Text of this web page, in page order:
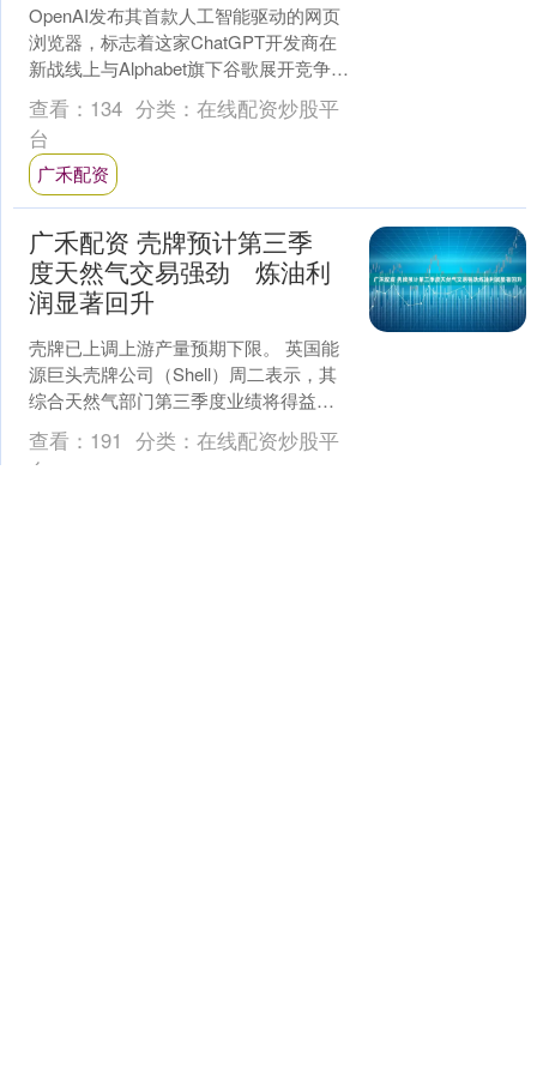
OpenAI发布其首款人工智能驱动的网页
浏览器，标志着这家ChatGPT开发商在
新战线上与Alphabet旗下谷歌展开竞争。
这款名为ChatGPT Atlas....
查看： 134 分类： 在线配资炒股平
台
广禾配资
广禾配资 壳牌预计第三季
度天然气交易强劲 炼油利
润显著回升
壳牌已上调上游产量预期下限。 英国能
源巨头壳牌公司（Shell）周二表示，其
综合天然气部门第三季度业绩将得益于
交易和优化表现显著提升，同时炼油利
润上升将部分抵消....
查看： 191 分类： 在线配资炒股平
台